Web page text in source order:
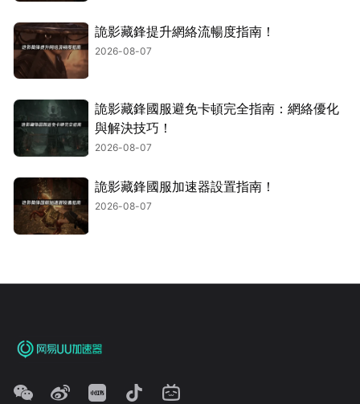
詭影藏鋒提升網絡流暢度指南！
2026-08-07
詭影藏鋒國服避免卡頓完全指南：網絡優化
與解決技巧！
2026-08-07
詭影藏鋒國服加速器設置指南！
2026-08-07